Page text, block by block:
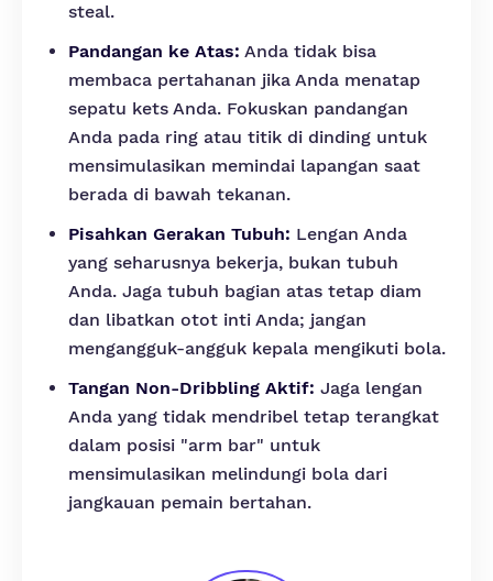
steal.
Pandangan ke Atas: Anda tidak bisa
membaca pertahanan jika Anda menatap
sepatu kets Anda. Fokuskan pandangan
Anda pada ring atau titik di dinding untuk
mensimulasikan memindai lapangan saat
berada di bawah tekanan.
Pisahkan Gerakan Tubuh: Lengan Anda
yang seharusnya bekerja, bukan tubuh
Anda. Jaga tubuh bagian atas tetap diam
dan libatkan otot inti Anda; jangan
mengangguk-angguk kepala mengikuti bola.
Tangan Non-Dribbling Aktif: Jaga lengan
Anda yang tidak mendribel tetap terangkat
dalam posisi "arm bar" untuk
mensimulasikan melindungi bola dari
jangkauan pemain bertahan.